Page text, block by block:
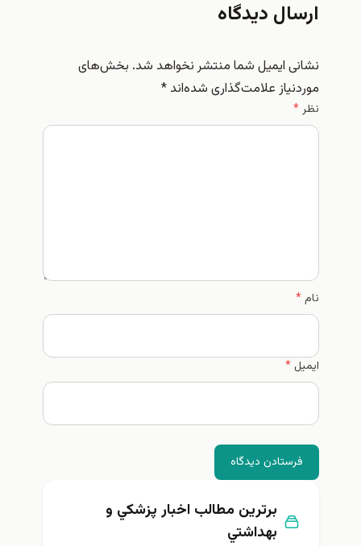
ارسال دیدگاه
نشانی ایمیل شما منتشر نخواهد شد. بخش‌های
موردنیاز علامت‌گذاری شده‌اند*
نظر*
نام*
ایمیل*
فرستادن دیدگاه
برترین مطالب اخبار پزشكي و
بهداشتي